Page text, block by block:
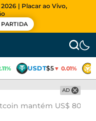
| Placar ao Vivo,
PARTIDA
USDT$5▼ 0.01%
AD
mantém US$ 80